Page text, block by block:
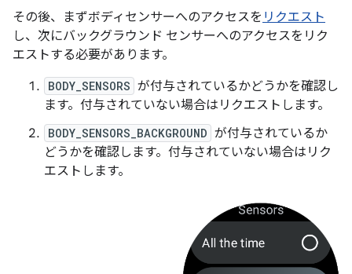
その後、まずボディセンサーへのアクセスを リクエスト
し、次にバックグラウンド センサーへのアクセスをリク
エストする必要があります。
BODY_SENSORS が付与されているかどうかを確認し
ます。付与されていない場合はリクエストします。
BODY_SENSORS_BACKGROUND が付与されているか
どうかを確認します。付与されていない場合はリク
エストします。